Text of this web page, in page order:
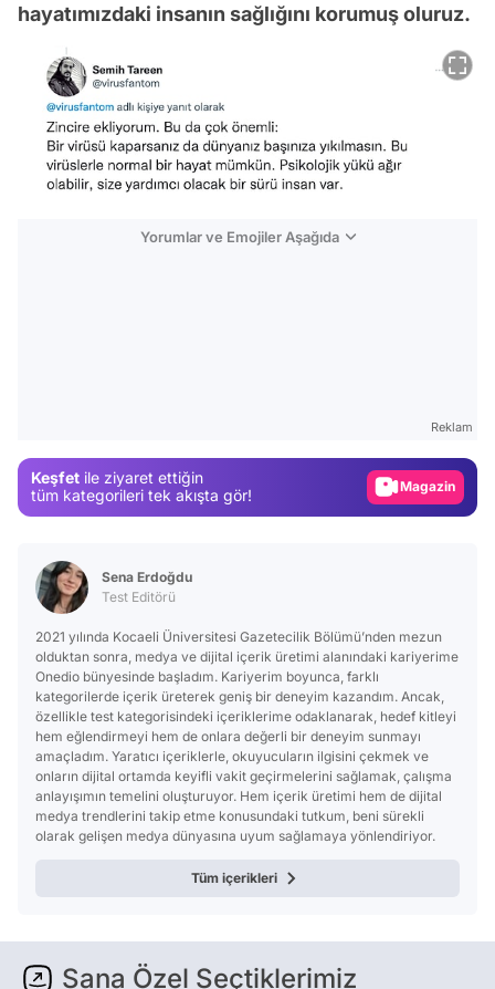
hayatımızdaki insanın sağlığını korumuş oluruz.
Yorumlar ve Emojiler Aşağıda
Reklam
Keşfet ile ziyaret ettiğin
tüm kategorileri tek akışta gör!
Magazin
Video
Sena Erdoğdu
Test Editörü
2021 yılında Kocaeli Üniversitesi Gazetecilik Bölümü’nden mezun
olduktan sonra, medya ve dijital içerik üretimi alanındaki kariyerime
Onedio bünyesinde başladım. Kariyerim boyunca, farklı
kategorilerde içerik üreterek geniş bir deneyim kazandım. Ancak,
özellikle test kategorisindeki içeriklerime odaklanarak, hedef kitleyi
hem eğlendirmeyi hem de onlara değerli bir deneyim sunmayı
amaçladım. Yaratıcı içeriklerle, okuyucuların ilgisini çekmek ve
onların dijital ortamda keyifli vakit geçirmelerini sağlamak, çalışma
anlayışımın temelini oluşturuyor. Hem içerik üretimi hem de dijital
medya trendlerini takip etme konusundaki tutkum, beni sürekli
olarak gelişen medya dünyasına uyum sağlamaya yönlendiriyor.
Tüm içerikleri
Sana Özel Seçtiklerimiz